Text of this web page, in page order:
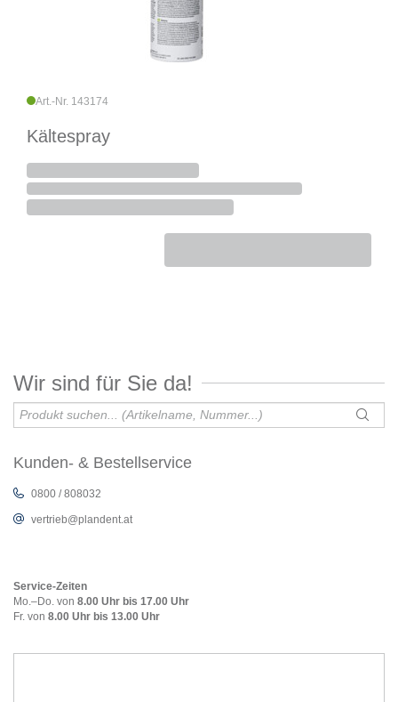
Art.-Nr. 143174
Kältespray
Wir sind für Sie da!
Kunden- & Bestellservice
0800 / 808032
vertrieb@plandent.at
Service-Zeiten
Mo.–Do. von 8.00 Uhr bis 17.00 Uhr
Fr. von 8.00 Uhr bis 13.00 Uhr